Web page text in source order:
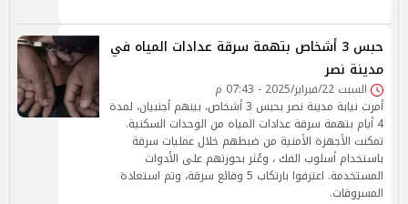
حبس 3 أشخاص بتهمة سرقة عدادات المياه في
مدينة نصر
السبت 22/فبراير/2025 - 07:43 م
أمرت نيابة مدينة نصر بحبس 3 أشخاص، بينهم أجنبيان، لمدة
4 أيام بتهمة سرقة عدادات المياه من الوحدات السكنية.
تمكنت الأجهزة الأمنية من ضبطهم خلال عمليات سرقة
باستخدام أسلوب الفك ، وعُثر بحوزتهم على الأدوات
المستخدمة. اعترفوا بارتكاب 5 وقائع سرقة، وتم استعادة
المسروقات.